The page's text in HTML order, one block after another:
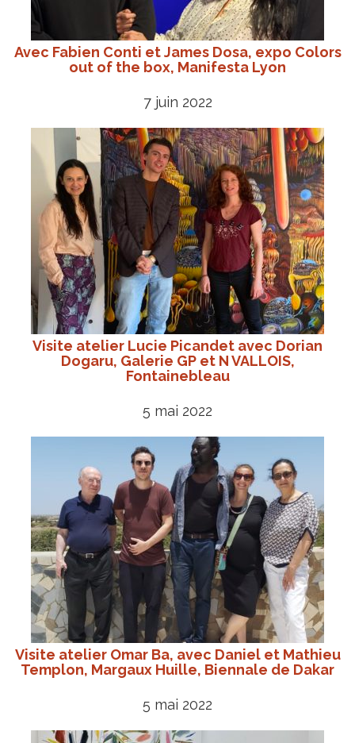
Avec Fabien Conti et James Dosa, expo Colors
out of the box, Manifesta Lyon
7 juin 2022
Visite atelier Lucie Picandet avec Dorian
Dogaru, Galerie GP et N VALLOIS,
Fontainebleau
5 mai 2022
Visite atelier Omar Ba, avec Daniel et Mathieu
Templon, Margaux Huille, Biennale de Dakar
5 mai 2022